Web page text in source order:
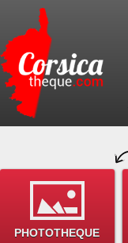
PHOTOTHEQUE